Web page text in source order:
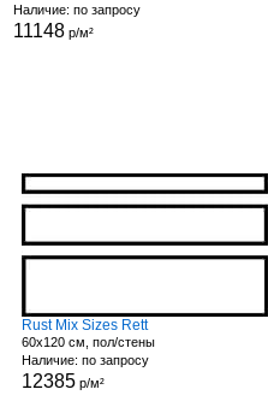
Наличие: по запросу
11148р/м²
Rust Mix Sizes Rett
60x120 см, пол/стены
Наличие: по запросу
12385 р/м²